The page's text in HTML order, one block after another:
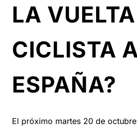
LA VUELTA
CICLISTA
ESPAÑA?
El próximo martes 20 de